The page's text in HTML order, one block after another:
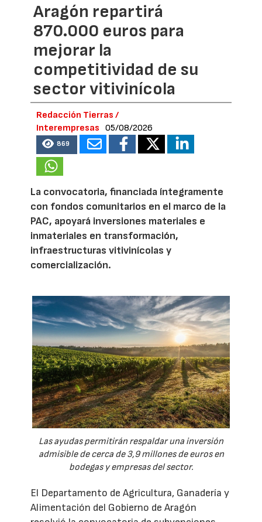
Aragón repartirá
870.000 euros para
mejorar la
competitividad de su
sector vitivinícola
Redacción Tierras /
Interempresas
05/08/2026
869
La convocatoria, financiada íntegramente
con fondos comunitarios en el marco de la
PAC, apoyará inversiones materiales e
inmateriales en transformación,
infraestructuras vitivinícolas y
comercialización.
Las ayudas permitirán respaldar una inversión
admisible de cerca de 3,9 millones de euros en
bodegas y empresas del sector.
El Departamento de Agricultura, Ganadería y
Alimentación del Gobierno de Aragón